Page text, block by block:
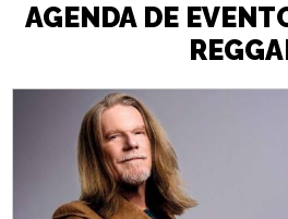
AGENDA DE